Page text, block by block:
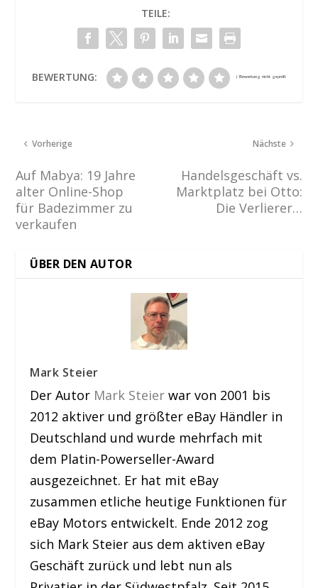
TEILE:
BEWERTUNG:
Vorherige
Auf Mabya: 19 Jahre
alter Online-Shop
für Badezimmer zu
verkaufen
Nächste
Handelsgeschäft vs.
Marktplatz bei Otto:
Die Verlierer…
ÜBER DEN AUTOR
Mark Steier
Der Autor Mark Steier war von 2001 bis
2012 aktiver und größter eBay Händler in
Deutschland und wurde mehrfach mit
dem Platin-Powerseller-Award
ausgezeichnet. Er hat mit eBay
zusammen etliche heutige Funktionen für
eBay Motors entwickelt. Ende 2012 zog
sich Mark Steier aus dem aktiven eBay
Geschäft zurück und lebt nun als